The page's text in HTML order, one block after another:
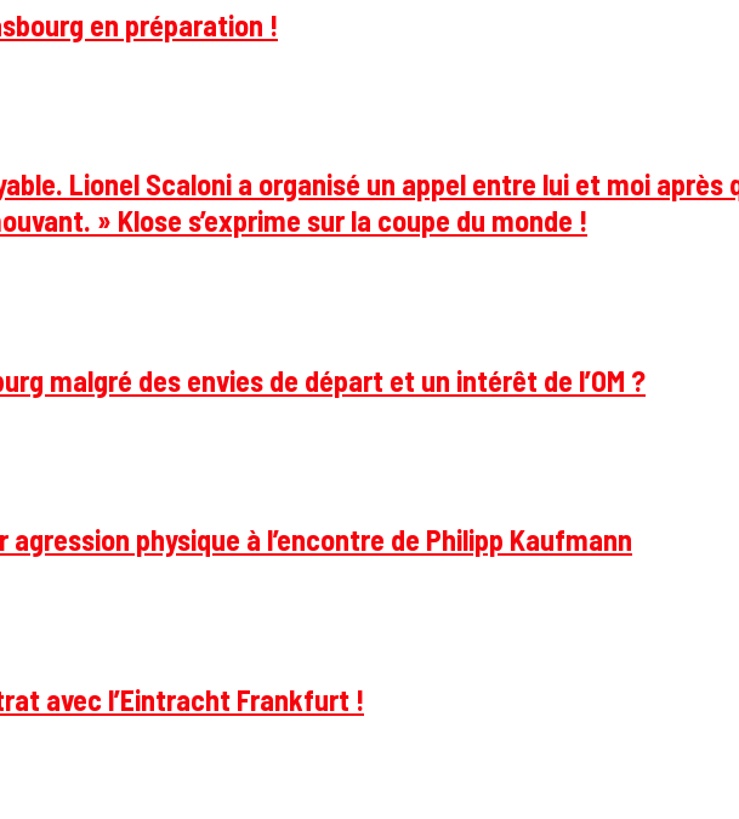
en préparation !
Lionel Scaloni a organisé un appel entre lui et moi après
» Klose s’exprime sur la coupe du monde !
malgré des envies de départ et un intérêt de l’OM ?
agression physique à l’encontre de Philipp Kaufmann
avec l’Eintracht Frankfurt !